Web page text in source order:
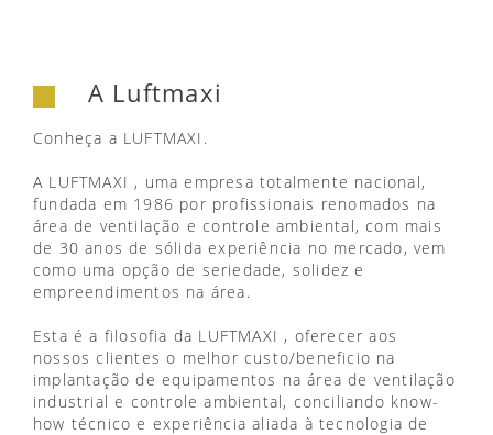
A Luftmaxi
Conheça a LUFTMAXI.
A LUFTMAXI , uma empresa totalmente nacional,
fundada em 1986 por profissionais renomados na
área de ventilação e controle ambiental, com mais
de 30 anos de sólida experiência no mercado, vem
como uma opção de seriedade, solidez e
empreendimentos na área.
Esta é a filosofia da LUFTMAXI , oferecer aos
nossos clientes o melhor custo/beneficio na
implantação de equipamentos na área de ventilação
industrial e controle ambiental, conciliando know-
how técnico e experiência aliada à tecnologia de